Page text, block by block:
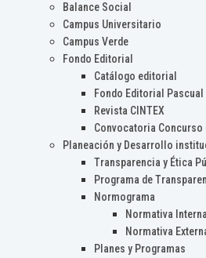
Balance Social
Campus Universitario
Campus Verde
Fondo Editorial
Catálogo editorial
Fondo Editorial Pascual
Revista CINTEX
Convocatoria Concurso
Planeación y Desarrollo
Transparencia y Ética
Programa de
Normograma
Normativa Interna
Normativa
Planes y Programas